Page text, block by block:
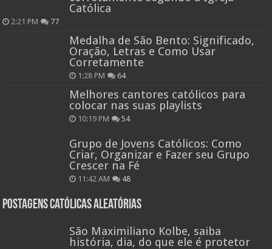
Católica
2:21 PM 77
Medalha de São Bento: Significado,
Oração, Letras e Como Usar
Corretamente
1:28 PM 64
Melhores cantores católicos para
colocar nas suas playlists
10:19 PM 54
Grupo de Jovens Católicos: Como
Criar, Organizar e Fazer seu Grupo
Crescer na Fé
11:42 AM 48
Postagens católicas aleatórias
São Maximiliano Kolbe, saiba
história, dia, do que ele é protetor